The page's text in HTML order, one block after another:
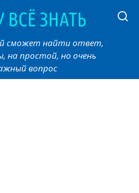
ВСЁ ЗНАТЬ
сможет найти ответ,
на простой, но очень
вопрос